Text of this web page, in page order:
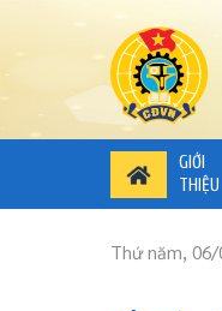
GIỚI
THIỆU
Thứ năm, 06/